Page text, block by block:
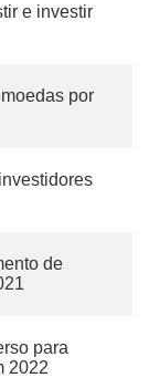
e investir
por
de
para
2022